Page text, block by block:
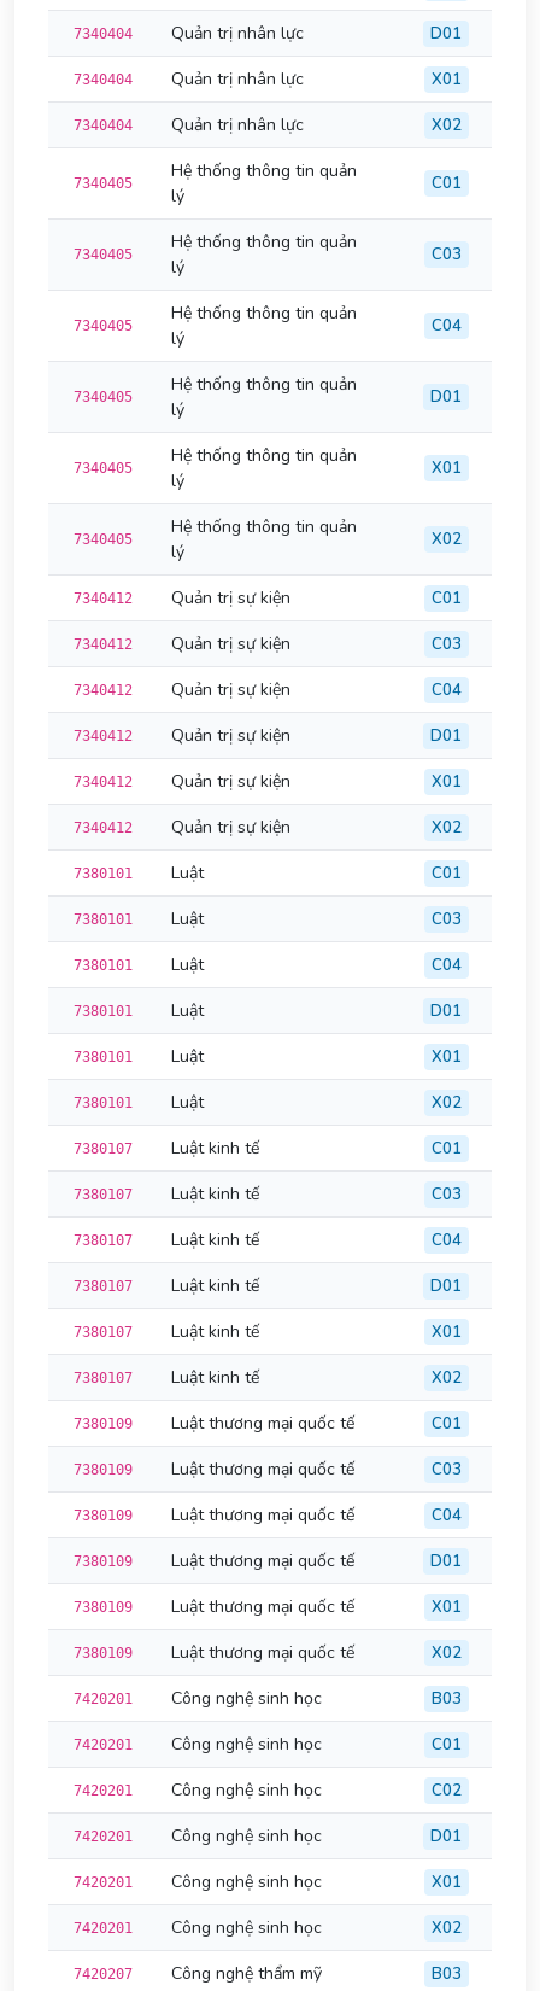
7340404 Quản trị nhân lực D01
7340404 Quản trị nhân lực X01
7340404 Quản trị nhân lực X02
7340405
Hệ thống thông tin quản
lý
C01
7340405
Hệ thống thông tin quản
lý
C03
7340405
Hệ thống thông tin quản
lý
C04
7340405
Hệ thống thông tin quản
lý
D01
7340405
Hệ thống thông tin quản
lý
X01
7340405
Hệ thống thông tin quản
lý
X02
7340412 Quản trị sự kiện C01
7340412 Quản trị sự kiện C03
7340412 Quản trị sự kiện C04
7340412 Quản trị sự kiện D01
7340412 Quản trị sự kiện X01
7340412 Quản trị sự kiện X02
7380101 Luật C01
7380101 Luật C03
7380101 Luật C04
7380101 Luật D01
7380101 Luật X01
7380101 Luật X02
7380107 Luật kinh tế C01
7380107 Luật kinh tế C03
7380107 Luật kinh tế C04
7380107 Luật kinh tế D01
7380107 Luật kinh tế X01
7380107 Luật kinh tế X02
7380109 Luật thương mại quốc tế C01
7380109 Luật thương mại quốc tế C03
7380109 Luật thương mại quốc tế C04
7380109 Luật thương mại quốc tế D01
7380109 Luật thương mại quốc tế X01
7380109 Luật thương mại quốc tế X02
7420201 Công nghệ sinh học B03
7420201 Công nghệ sinh học C01
7420201 Công nghệ sinh học C02
7420201 Công nghệ sinh học D01
7420201 Công nghệ sinh học X01
7420201 Công nghệ sinh học X02
7420207 Công nghệ thẩm mỹ B03